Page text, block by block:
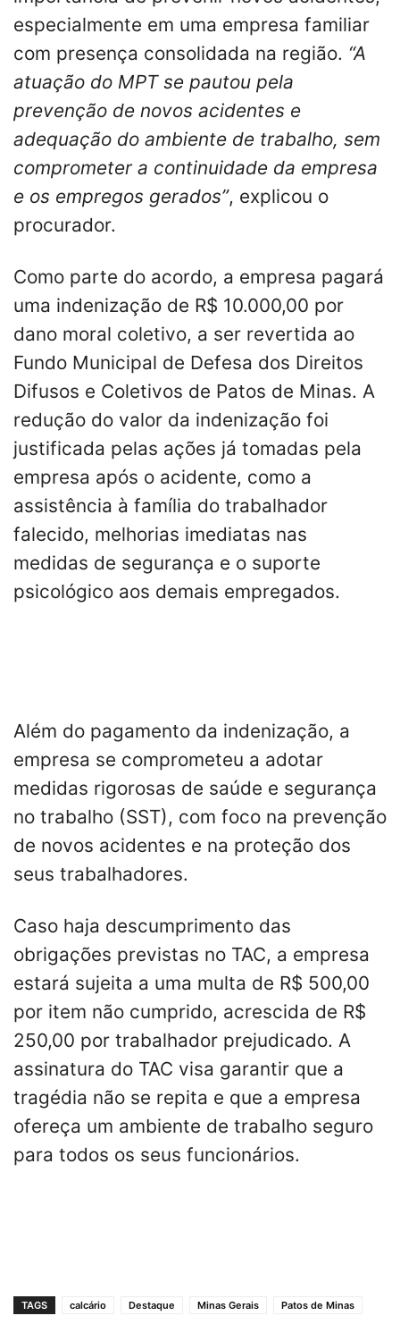
especialmente em uma empresa familiar
com presença consolidada na região. “A
atuação do MPT se pautou pela
prevenção de novos acidentes e
adequação do ambiente de trabalho, sem
comprometer a continuidade da empresa
e os empregos gerados”, explicou o
procurador.
Como parte do acordo, a empresa pagará
uma indenização de R$ 10.000,00 por
dano moral coletivo, a ser revertida ao
Fundo Municipal de Defesa dos Direitos
Difusos e Coletivos de Patos de Minas. A
redução do valor da indenização foi
justificada pelas ações já tomadas pela
empresa após o acidente, como a
assistência à família do trabalhador
falecido, melhorias imediatas nas
medidas de segurança e o suporte
psicológico aos demais empregados.
Além do pagamento da indenização, a
empresa se comprometeu a adotar
medidas rigorosas de saúde e segurança
no trabalho (SST), com foco na prevenção
de novos acidentes e na proteção dos
seus trabalhadores.
Caso haja descumprimento das
obrigações previstas no TAC, a empresa
estará sujeita a uma multa de R$ 500,00
por item não cumprido, acrescida de R$
250,00 por trabalhador prejudicado. A
assinatura do TAC visa garantir que a
tragédia não se repita e que a empresa
ofereça um ambiente de trabalho seguro
para todos os seus funcionários.
TAGS calcário Destaque Minas Gerais Patos de Minas